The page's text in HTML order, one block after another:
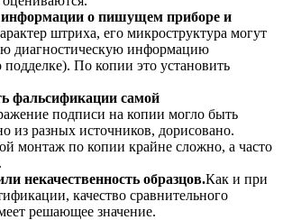
информации о пишущем приборе и
штриха, его микроструктура могут
диагностическую информацию
По копии это установить
фальсификации самой
подписи на копии могло быть
из разных источников, дорисовано.
монтаж по копии крайне сложно, а часто
некачественность образцов.Как и при
качество сравнительного
решающее значение.